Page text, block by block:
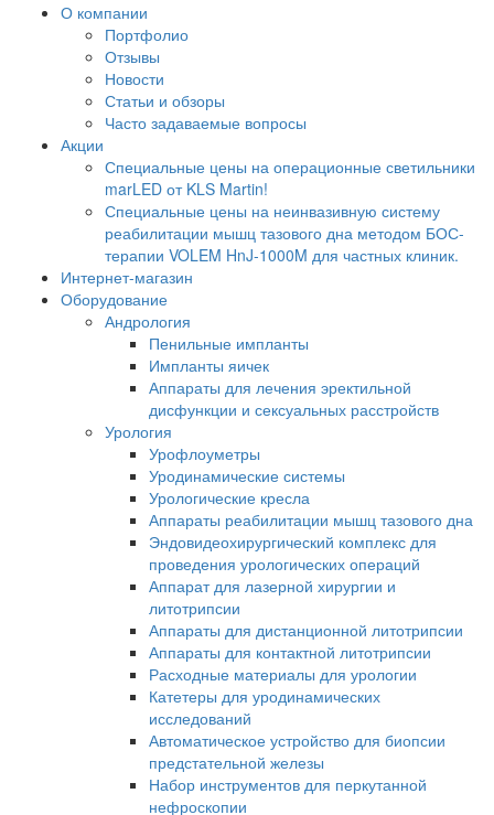
О компании
Портфолио
Отзывы
Новости
Статьи и обзоры
Часто задаваемые вопросы
Акции
Специальные цены на операционные светильники
marLED от KLS Martin!
Специальные цены на неинвазивную систему
реабилитации мышц тазового дна методом БОС-
терапии VOLEM HnJ-1000M для частных клиник.
Интернет-магазин
Оборудование
Андрология
Пенильные импланты
Импланты яичек
Аппараты для лечения эректильной
дисфункции и сексуальных расстройств
Урология
Урофлоуметры
Уродинамические системы
Урологические кресла
Аппараты реабилитации мышц тазового дна
Эндовидеохирургический комплекс для
проведения урологических операций
Аппарат для лазерной хирургии и
литотрипсии
Аппараты для дистанционной литотрипсии
Аппараты для контактной литотрипсии
Расходные материалы для урологии
Катетеры для уродинамических
исследований
Автоматическое устройство для биопсии
предстательной железы
Набор инструментов для перкутанной
нефроскопии